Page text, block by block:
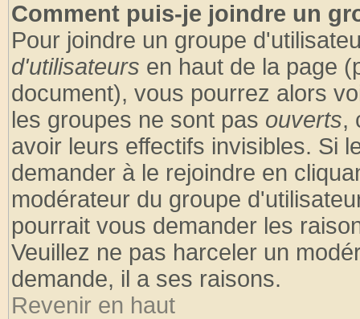
Comment puis-je joindre un
Pour joindre un groupe
d'utilisateurs en haut de la page
document), vous pourrez alors
les groupes ne sont pas ouverts,
avoir leurs effectifs invisibles. Si
demander à le rejoindre en
modérateur du groupe
pourrait vous demander les
Veuillez ne pas harceler un
demande, il a ses raisons.
Revenir en haut